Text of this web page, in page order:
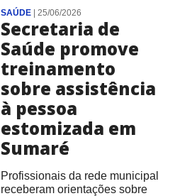
SAÚDE| 25/06/2026
Secretaria de
Saúde promove
treinamento
sobre assistência
à pessoa
estomizada em
Sumaré
Profissionais da rede municipal
receberam orientações sobre